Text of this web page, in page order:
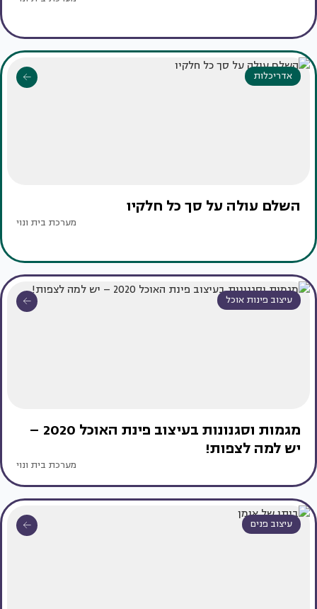
אדריכלות
השלם עולה על סך כל חלקיו
מערכת בית ונוי
עיצוב פינות אוכל
מגמות וסגנונות בעיצוב פינת האוכל 2020 –
יש למה לצפות!
מערכת בית ונוי
עיצוב פנים